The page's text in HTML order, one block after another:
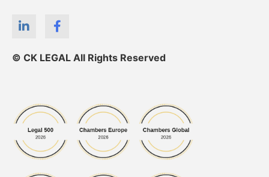
© CK LEGAL All Rights Reserved